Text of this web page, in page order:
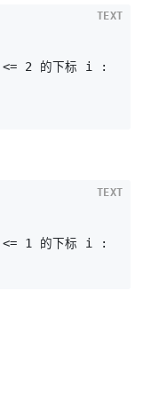
<= 2 的下标 i :
TEXT
<= 1 的下标 i :
TEXT